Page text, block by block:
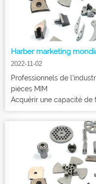
Harber marketing
2022-11-02
Professionnels de
pièces MIM
Acquérir une capacité de
compromettre la qualité